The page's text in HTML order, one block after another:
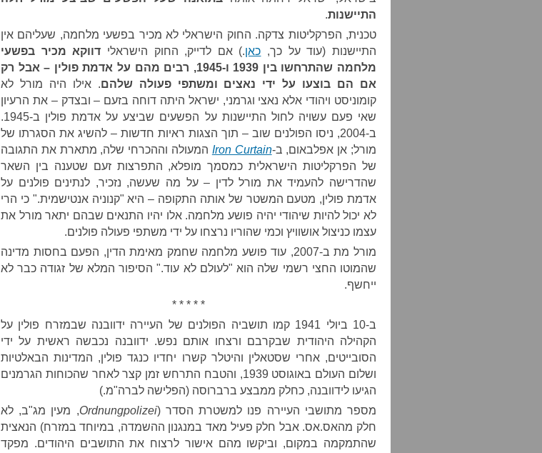
התיישנות.
טכנית, הפרקליטות צדקה. החוק הישראלי לא מכיר בפשעי מלחמה, שעליהם אין
התיישנות (עוד על כך, כאן.) אם לדייק, החוק הישראלי דווקא מכיר בפשעי
מלחמה שהתרחשו בין 1939 ו-1945, רבים מהם על אדמת פולין – אבל רק
אם הם בוצעו על ידי נאצים ומשתפי פעולה שלהם. אילו היה מורל לא
קומוניסט ויהודי אלא נאצי וגרמני, ישראל היתה דוחה בזעם – ובצדק – את הרעיון
שאי פעם עשויה לחול התיישנות על הפשעים שביצע על אדמת פולין ב-1945.
ב-2004, ניסו הפולנים שוב – תוך הצגות ראיות חדשות – להשיג את הסגרתו של
מורל; אן אפלבאום, ב-Iron Curtain המעולה וההכרחי שלה, מתארת את התגובה
של הפרקליטות הישראלית כמסמך מופלא, התפרצות זעם שטענה בין השאר
שהדרישה להעמיד את מורל לדין – על מה שעשה, נזכיר, לנתינים פולנים על
אדמת פולין, מטעם המשטר של אותה התקופה – היא "קנוניה אנטישמית." כי הרי
לא יכול להיות שיהודי יהיה פושע מלחמה. אלו יהיו התנאים שבהם יתאר מורל את
עצמו כניצול אושוויץ וכמי שהוריו נרצחו על ידי משתפי פעולה פולנים.
מורל מת ב-2007, עוד פושע מלחמה שחמק מאימת הדין, הפעם בחסות מדינה
שהמוטו החצי רשמי שלה הוא "לעולם לא עוד." הסיפור המלא של זגודה כבר לא
ייחשף.
* * * * *
ב-10 ביולי 1941 קמו תושביה הפולנים של העיירה ידוובנה שבמזרח פולין על
הקהילה היהודית שבקרבם ורצחו אותם נפש. ידוובנה נכבשה ראשית על ידי
הסובייטים, אחרי שסטאלין והיטלר קשרו יחדיו כנגד פולין, המדינות הבאלטיות
ושלום העולם באוגוסט 1939, והטבח התרחש זמן קצר לאחר שהכוחות הגרמנים
הגיעו לידוובנה, כחלק ממבצע ברברוסה (הפלישה לברה"מ.)
מספר מתושבי העיירה פנו למשטרת הסדר (Ordnungpolizei, מעין מג"ב, לא
חלק מהאס.אס. אבל חלק פעיל מאד במנגנון ההשמדה, במיוחד במזרח) הנאצית
שהתמקמה במקום, וביקשו מהם אישור לרצוח את התושבים היהודים. מפקד